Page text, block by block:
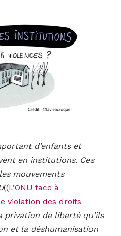
d’enfants et
en institutions. Ces
mouvements
((L’ONU face à
violation des droits
privation de liberté qu’ils
et la déshumanisation